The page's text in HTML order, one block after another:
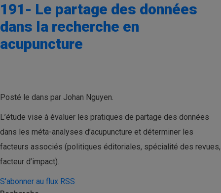
191- Le partage des données
dans la recherche en
acupuncture
Posté le dans par Johan Nguyen.
L’étude vise à évaluer les pratiques de partage des données
dans les méta-analyses d’acupuncture et déterminer les
facteurs associés (politiques éditoriales, spécialité des revues,
facteur d’impact).
S'abonner au flux RSS